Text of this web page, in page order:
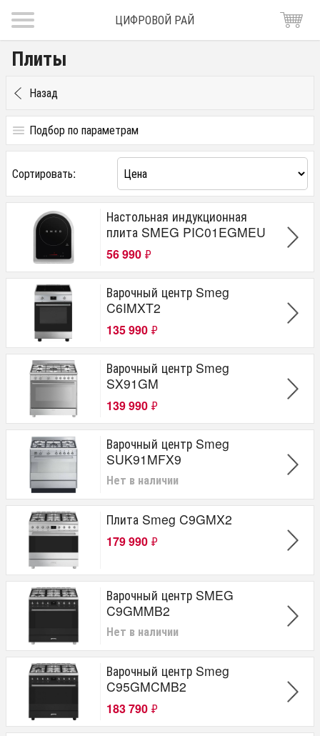
ЦИФРОВОЙ РАЙ
Плиты
Назад
Подбор по параметрам
Цена
от
Электроподжиг газовых конфорок
1
Да
Тип варочной поверхности
Электрическая
Газовая
Комбинированная
Индукционная
Общее количество конфорок (шт)
4
5
1
6
Тип духового шкафа
Электрический
Газовый
Сортировать:
Настольная индукционная
плита SMEG PIC01EGMEU
56 990 ₽
Варочный центр Smeg
C6IMXT2
135 990 ₽
Варочный центр Smeg
SX91GM
139 990 ₽
Варочный центр Smeg
SUK91MFX9
Нет в наличии
Плита Smeg C9GMX2
179 990 ₽
Варочный центр SMEG
C9GMMB2
Нет в наличии
Варочный центр Smeg
C95GMCMB2
183 790 ₽